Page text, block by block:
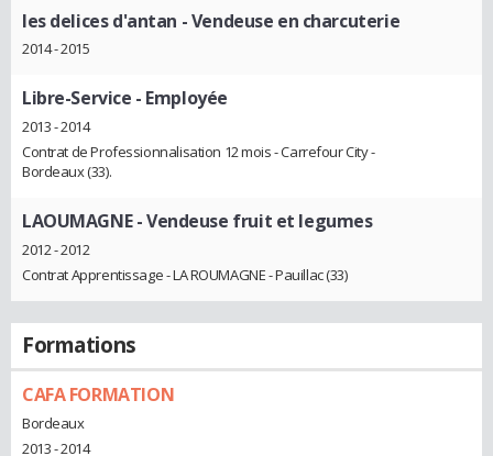
les delices d'antan - Vendeuse en charcuterie
2014 - 2015
Libre-Service - Employée
2013 - 2014
Contrat de Professionnalisation 12 mois - Carrefour City -
Bordeaux (33).
LAOUMAGNE- Vendeuse fruit et legumes
2012 - 2012
Contrat Apprentissage - LA ROUMAGNE - Pauillac (33)
Formations
CAFA FORMATION
Bordeaux
2013 - 2014